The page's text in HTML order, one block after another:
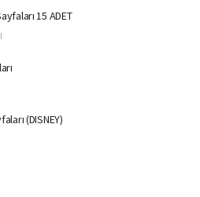
15 ADET
(DISNEY)